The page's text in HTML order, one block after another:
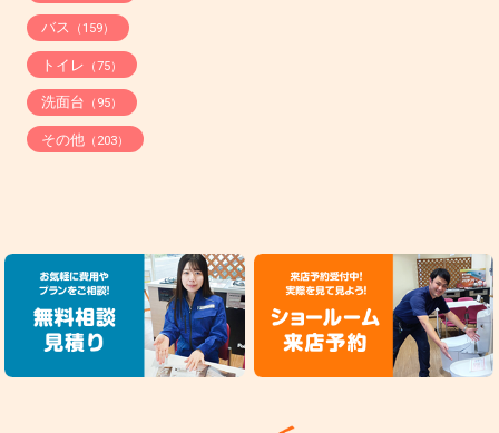
バス （159）
トイレ （75）
洗面台 （95）
その他（203）